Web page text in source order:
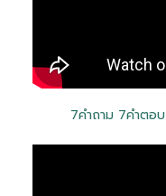
7คำถาม 7คำตอ